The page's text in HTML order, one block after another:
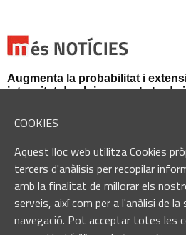
COOKIES
Aquest lloc web utilitza Cookies
tercers d'anàlisis per recopilar
amb la finalitat de millorar els
serveis, així com per a l'anàlisi de la
navegació. Pot acceptar totes les
Augmenta la probabilitat i
intensitat de pluja aquesta tarda
Mossos d'Esquadra i Guàrdia
persones i n'investiguen una
Viladordis es prepara per una
Sant Vicenç de Castellet inicia
comissaria de la Policia Local